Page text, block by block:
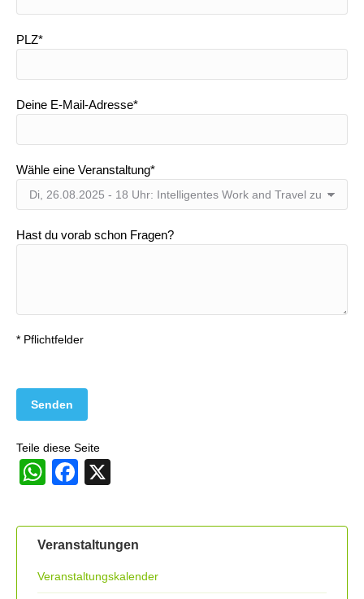
PLZ*
Deine E-Mail-Adresse*
Wähle eine Veranstaltung*
Hast du vorab schon Fragen?
* Pflichtfelder
Teile diese Seite
WhatsApp
Facebook
Veranstaltungen
Veranstaltungskalender